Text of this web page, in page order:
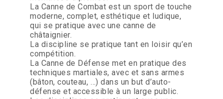
La Canne de Combat est un sport de touche
moderne, complet, esthétique et ludique,
qui se pratique avec une canne de
châtaignier.
La discipline se pratique tant en loisir qu’en
compétition.
La Canne de Défense met en pratique des
techniques martiales, avec et sans armes
(bâton, couteau, …) dans un but d’auto-
défense et accessible à un large public.